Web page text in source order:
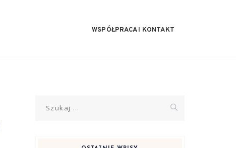
WSPÓŁPRACA I KONTAKT